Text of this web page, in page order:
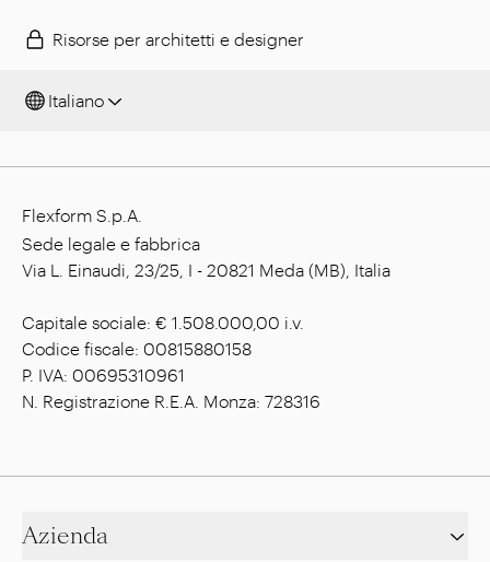
Risorse per architetti e designer
Italiano
Flexform S.p.A.
Sede legale e fabbrica
Via L. Einaudi, 23/25, I - 20821 Meda (MB), Italia
Capitale sociale: € 1.508.000,00 i.v.
Codice fiscale: 00815880158
P. IVA: 00695310961
N. Registrazione R.E.A. Monza: 728316
Azienda